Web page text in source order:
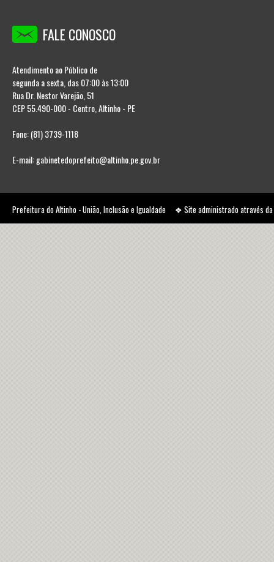
FALE CONOSCO
Atendimento ao Público de
segunda a sexta, das 07:00 às 13:00
Rua Dr. Nestor Varejão, 51
CEP 55.490-000 - Centro, Altinho - PE
Fone: (81) 3739-1118
E-mail: gabinetedoprefeito@altinho.pe.gov.br
Prefeitura do Altinho - União, Inclusão e Igualdade ❖ Site administrado através da